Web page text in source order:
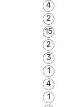
4
2
15
2
3
1
4
1